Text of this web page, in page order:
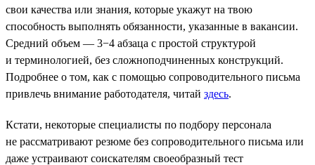
свои качества или знания, которые укажут на твою
способность выполнять обязанности, указанные в вакансии.
Средний объем — 3−4 абзаца с простой структурой
и терминологией, без сложноподчиненных конструкций.
Подробнее о том, как с помощью сопроводительного письма
привлечь внимание работодателя, читай здесь.
Кстати, некоторые специалисты по подбору персонала
не рассматривают резюме без сопроводительного письма или
даже устраивают соискателям своеобразный тест